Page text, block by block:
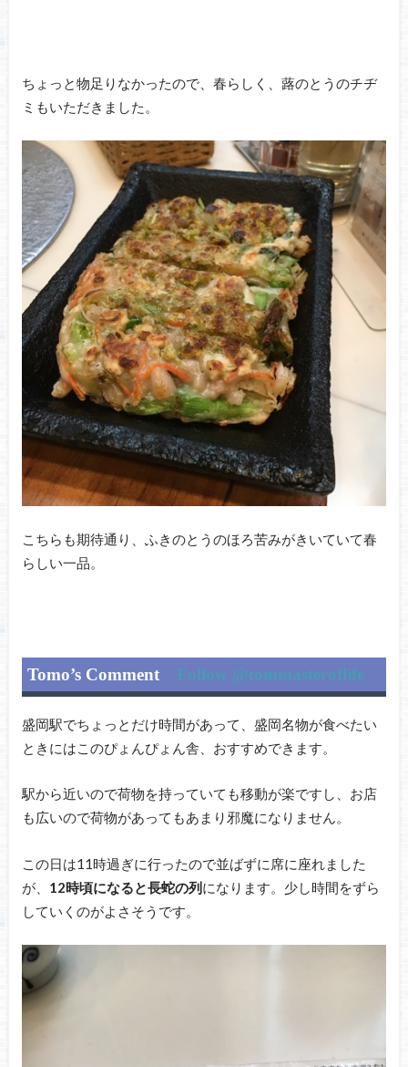
ちょっと物足りなかったので、春らしく、蕗のとうのチヂ
ミもいただきました。
こちらも期待通り、ふきのとうのほろ苦みがきいていて春
らしい一品。
Tomo’s Comment Follow @tommasteroflife
盛岡駅でちょっとだけ時間があって、盛岡名物が食べたい
ときにはこのぴょんぴょん舎、おすすめできます。
駅から近いので荷物を持っていても移動が楽ですし、お店
も広いので荷物があってもあまり邪魔になりません。
この日は11時過ぎに行ったので並ばずに席に座れました
が、 12時頃になると長蛇の列になります。少し時間をずら
していくのがよさそうです。